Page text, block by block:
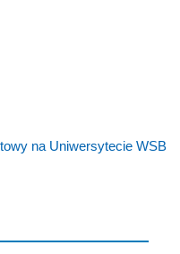
na Uniwersytecie WSB